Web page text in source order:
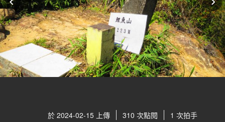
於 2024-02-15 上傳 310 次點閱 1 次拍手